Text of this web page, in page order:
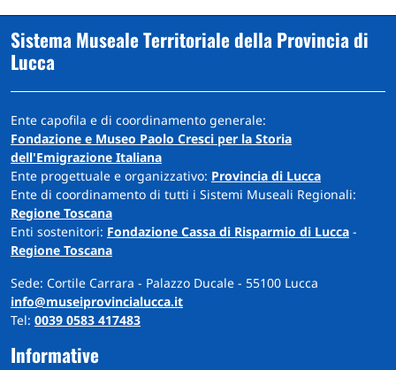
Sistema Museale Territoriale della Provincia di
Lucca
Ente capofila e di coordinamento generale:
Fondazione e Museo Paolo Cresci per la Storia
dell'Emigrazione Italiana
Ente progettuale e organizzativo: Provincia di Lucca
Ente di coordinamento di tutti i Sistemi Museali Regionali:
Regione Toscana
Enti sostenitori: Fondazione Cassa di Risparmio di Lucca -
Regione Toscana
Sede: Cortile Carrara - Palazzo Ducale - 55100 Lucca
info@museiprovincialucca.it
Tel: 0039 0583 417483
Informative